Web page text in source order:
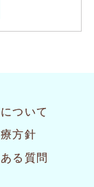
ついて
方針
る質問